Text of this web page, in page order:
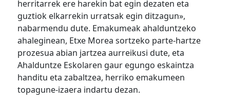
herritarrek ere harekin bat egin dezaten eta
guztiok elkarrekin urratsak egin ditzagun»,
nabarmendu dute. Emakumeak ahalduntzeko
ahaleginean, Etxe Morea sortzeko parte-hartze
prozesua abian jartzea aurreikusi dute, eta
Ahalduntze Eskolaren gaur egungo eskaintza
handitu eta zabaltzea, herriko emakumeen
topagune-izaera indartu dezan.